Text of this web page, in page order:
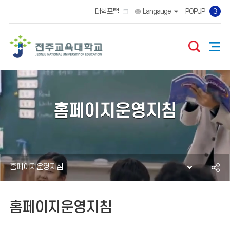
대학포털 Langauge POPUP 3
홈페이지운영지침
홈페이지운영지침
홈페이지운영지침